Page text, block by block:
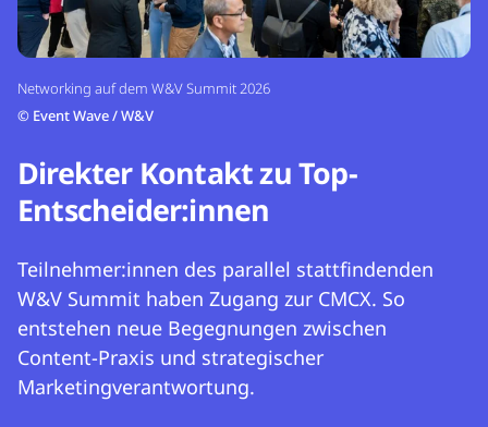
Networking auf dem W&V Summit 2026
© Event Wave / W&V
Direkter Kontakt zu Top-
Entscheider:innen
Teilnehmer:innen des parallel stattfindenden
W&V Summit haben Zugang zur CMCX. So
entstehen neue Begegnungen zwischen
Content-Praxis und strategischer
Marketingverantwortung.